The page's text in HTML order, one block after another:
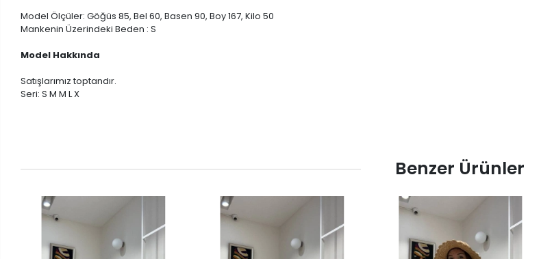
Model Ölçüler: Göğüs 85, Bel 60, Basen 90, Boy 167, Kilo 50
Mankenin Üzerindeki Beden : S
Model Hakkında
Satışlarımız toptandır.
Seri: S M M L X
Benzer Ürünler